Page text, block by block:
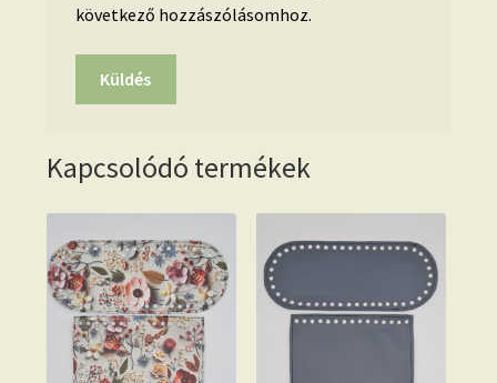
következő hozzászólásomhoz.
Kapcsolódó termékek